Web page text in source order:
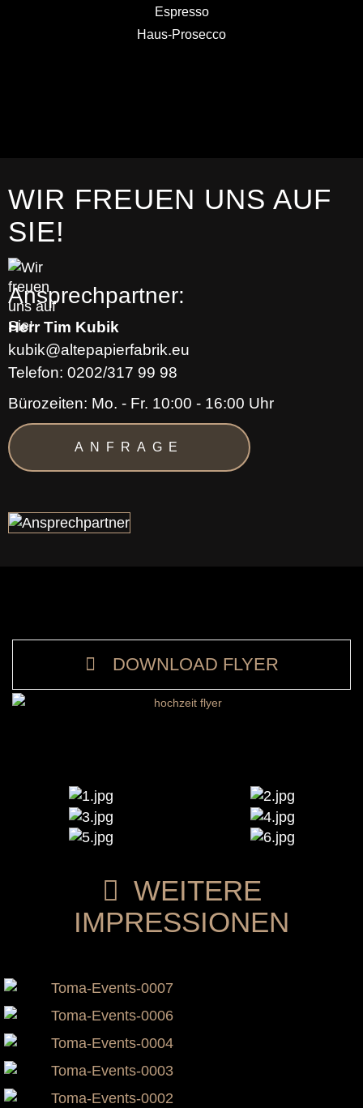
Espresso
Haus-Prosecco
WIR FREUEN UNS AUF
SIE!
Ansprechpartner:
Herr Tim Kubik
Telefon: 0202/317 99 98
Bürozeiten: Mo. - Fr. 10:00 - 16:00 Uhr
ANFRAGE
DOWNLOAD FLYER
WEITERE
IMPRESSIONEN